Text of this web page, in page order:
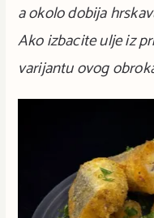
a okolo dobija
Ako izbacite ulje iz
varijantu ovog